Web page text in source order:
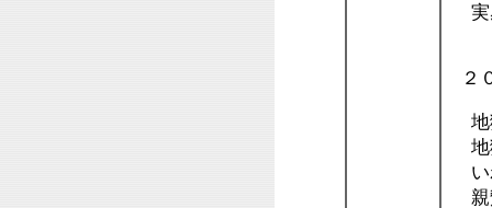
実
２
地
地
い
親